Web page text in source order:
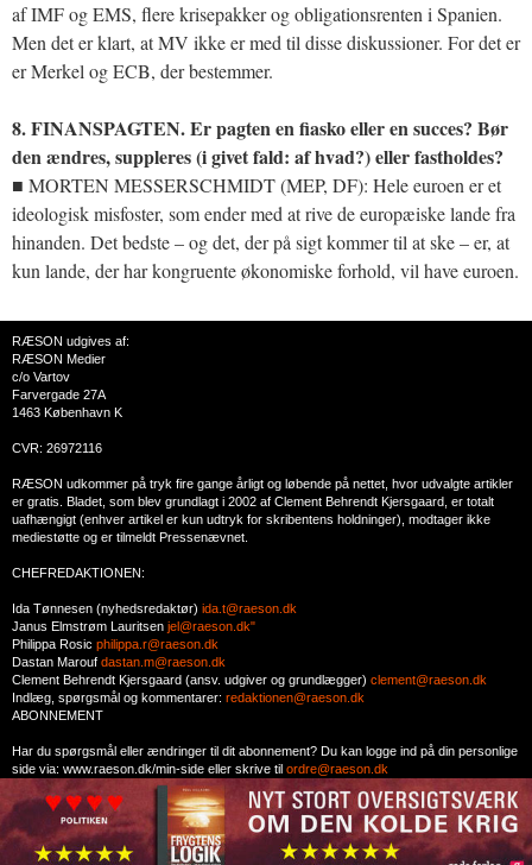
af IMF og EMS, flere krisepakker og obligationsrenten i Spanien.
Men det er klart, at MV ikke er med til disse diskussioner. For det er
er Merkel og ECB, der bestemmer.
8. FINANSPAGTEN. Er pagten en fiasko eller en succes? Bør
den ændres, suppleres (i givet fald: af hvad?) eller fastholdes?
■ MORTEN MESSERSCHMIDT (MEP, DF): Hele euroen er et
ideologisk misfoster, som ender med at rive de europæiske lande fra
hinanden. Det bedste – og det, der på sigt kommer til at ske – er, at
kun lande, der har kongruente økonomiske forhold, vil have euroen.
RÆSON udgives af:
RÆSON Medier
c/o Vartov
Farvergade 27A
1463 København K
CVR: 26972116
RÆSON udkommer på tryk fire gange årligt og løbende på nettet, hvor udvalgte artikler
er gratis. Bladet, som blev grundlagt i 2002 af Clement Behrendt Kjersgaard, er totalt
uafhængigt (enhver artikel er kun udtryk for skribentens holdninger), modtager ikke
mediestøtte og er tilmeldt Pressenævnet.
CHEFREDAKTIONEN:
Ida Tønnesen (nyhedsredaktør) ida.t@raeson.dk
Janus Elmstrøm Lauritsen jel@raeson.dk"
Philippa Rosic philippa.r@raeson.dk
Dastan Marouf dastan.m@raeson.dk
Clement Behrendt Kjersgaard (ansv. udgiver og grundlægger) clement@raeson.dk
Indlæg, spørgsmål og kommentarer: redaktionen@raeson.dk
ABONNEMENT
Har du spørgsmål eller ændringer til dit abonnement? Du kan logge ind på din personlige
side via: www.raeson.dk/min-side eller skrive til ordre@raeson.dk